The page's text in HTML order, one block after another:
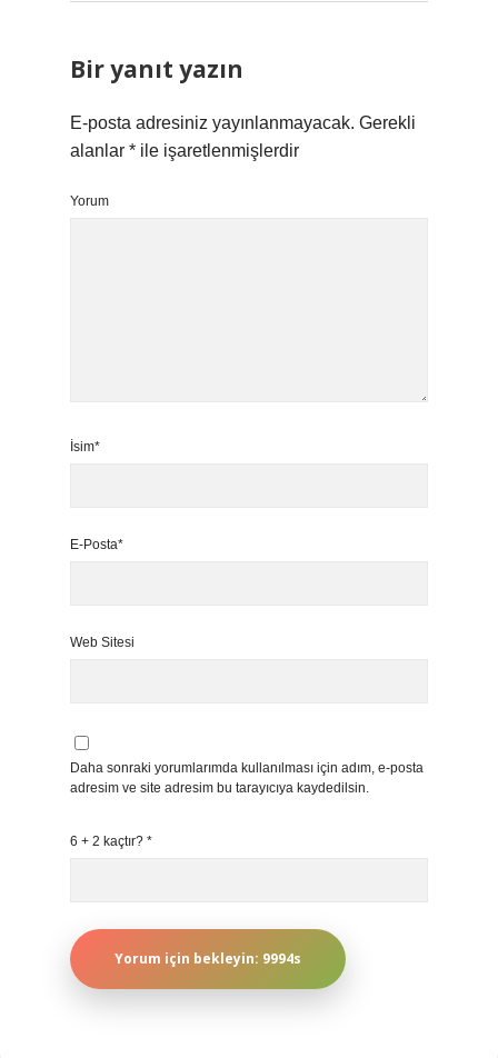
Bir yanıt yazın
E-posta adresiniz yayınlanmayacak. Gerekli
alanlar * ile işaretlenmişlerdir
Yorum
İsim*
E-Posta*
Web Sitesi
Daha sonraki yorumlarımda kullanılması için adım, e-posta
adresim ve site adresim bu tarayıcıya kaydedilsin.
6 + 2 kaçtır? *